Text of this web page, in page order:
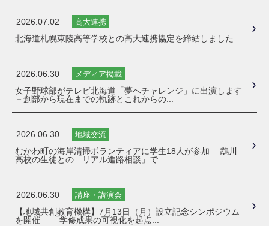
2026.07.02 高大連携
北海道札幌東陵高等学校との高大連携協定を締結しました
2026.06.30 メディア掲載
女子野球部がテレビ北海道「夢へチャレンジ」に出演します
－創部から現在までの軌跡とこれからの...
2026.06.30 地域交流
むかわ町の海岸清掃ボランティアに学生18人が参加 ―鵡川
高校の生徒との「リアル進路相談」で...
2026.06.30 講座・講演会
【地域共創教育機構】7月13日（月）設立記念シンポジウム
を開催 ―「学修成果の可視化を起点...